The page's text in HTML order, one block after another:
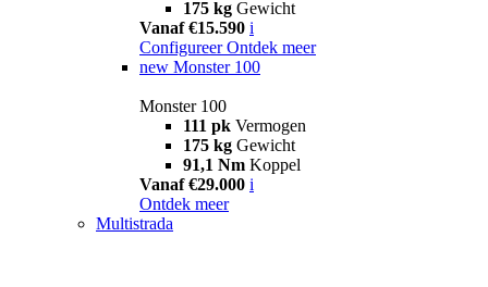
175 kg Gewicht
Vanaf €15.590 i
Configureer Ontdek meer
new Monster 100
Monster 100
111 pk Vermogen
175 kg Gewicht
91,1 Nm Koppel
Vanaf €29.000 i
Ontdek meer
Multistrada